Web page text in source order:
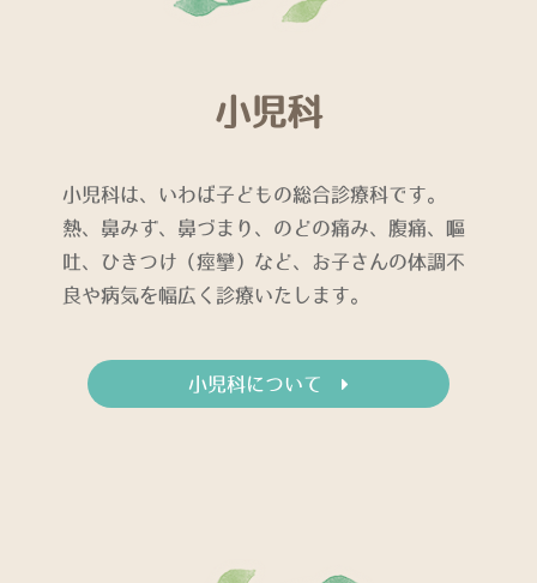
小児科
小児科は、いわば子どもの総合診療科です。
熱、鼻みず、鼻づまり、のどの痛み、腹痛、嘔
吐、ひきつけ（痙攣）など、お子さんの体調不
良や病気を幅広く診療いたします。
小児科について